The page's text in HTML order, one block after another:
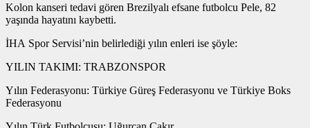
Kolon kanseri tedavi gören Brezilyalı efsane futbolcu Pele, 82
yaşında hayatını kaybetti.
İHA Spor Servisi’nin belirlediği yılın enleri ise şöyle:
YILIN TAKIMI: TRABZONSPOR
Yılın Federasyonu: Türkiye Güreş Federasyonu ve Türkiye Boks
Federasyonu